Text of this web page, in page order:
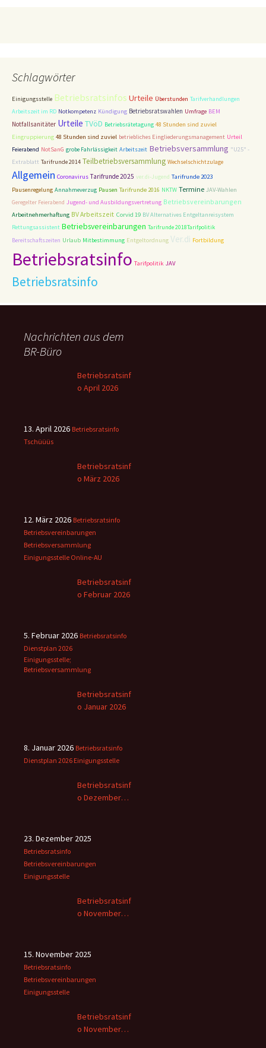
Schlagwörter
Einigungsstelle Betriebsratsinfos Urteile Überstunden Tarifverhandlungen
Arbeitszeit im RD Notkompetenz Kündigung Betriebsratswahlen Umfrage BEM
Notfallsanitäter Urteile TVöD Betriebsrätetagung 48 Stunden sind zuviel
Eingruppierung 48 Stunden sind zuviel betriebliches Eingliederungsmanagement Urteil
Feierabend NotSanG grobe Fahrlässigkeit Arbeitszeit Betriebsversammlung "U25" -
Extrablatt Tarifrunde 2014 Teilbetriebsversammlung Wechselschichtzulage
Allgemein Coronavirus Tarifrunde 2025 ver.di-Jugend Tarifrunde 2023
Pausenregelung Annahmeverzug Pausen Tarifrunde 2016 NKTW Termine JAV-Wahlen
Geregelter Feierabend Jugend- und Ausbildungsvertretung Betriebsvereinbarungen
Arbeitnehmerhaftung BV Arbeitszeit Corvid 19 BV Alternatives Entgeltanreisystem
Rettungsassistent Betriebsvereinbarungen Tarifrunde 2018Tarifpolitik
Bereitschaftszeiten Urlaub Mitbestimmung Entgeltordnung Ver.di Fortbildung
Betriebsratsinfo Tarifpolitik JAV
Betriebsratsinfo
Nachrichten aus dem
BR-Büro
Betriebsratsinf
o April 2026
13. April 2026 Betriebsratsinfo
Tschüüüs
Betriebsratsinf
o März 2026
12. März 2026 Betriebsratsinfo
Betriebsvereinbarungen
Betriebsversammlung
Einigungsstelle Online-AU
Betriebsratsinf
o Februar 2026
5. Februar 2026 Betriebsratsinfo
Dienstplan 2026
Einigungsstelle;
Betriebsversammlung
Betriebsratsinf
o Januar 2026
8. Januar 2026 Betriebsratsinfo
Dienstplan 2026 Einigungsstelle
Betriebsratsinf
o Dezember
23. Dezember 2025
Betriebsratsinfo
Betriebsvereinbarungen
Einigungsstelle
Betriebsratsinf
o November
15. November 2025
Betriebsratsinfo
Betriebsvereinbarungen
Einigungsstelle
Betriebsratsinf
o November